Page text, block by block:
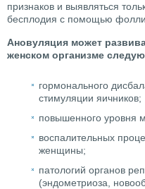
признаков и выявляться
бесплодия с помощью
Ановуляция может
женском организме
гормонального
стимуляции яичников;
повышенного уровня
воспалительных
женщины;
патологий органов
(эндометриоза,